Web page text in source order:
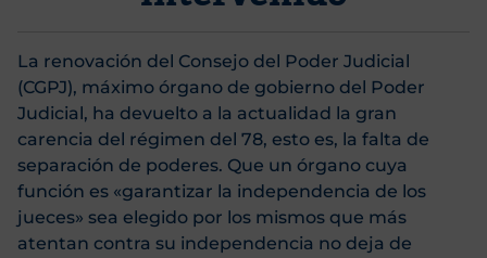
La renovación del Consejo del Poder Judicial
(CGPJ), máximo órgano de gobierno del Poder
Judicial, ha devuelto a la actualidad la gran
carencia del régimen del 78, esto es, la falta de
separación de poderes. Que un órgano cuya
función es «garantizar la independencia de los
jueces» sea elegido por los mismos que más
atentan contra su independencia no deja de